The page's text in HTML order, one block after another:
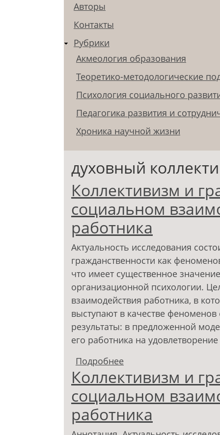
Авторы
Контакты
Рубрики
Акмеология образования
Теоретико-методологические
Психология социального
Педагогика развития и
Хроника научной жизни
духовный
Коллективизм и
социальном
работника
Актуальность исследования
гражданственности как
что имеет существенное
организационной психологии.
взаимодействия работника, в
выступают в качестве
результаты: в предложенной
его работника на
Подробнее
взаимодействии
Коллективизм и
социальном
работника